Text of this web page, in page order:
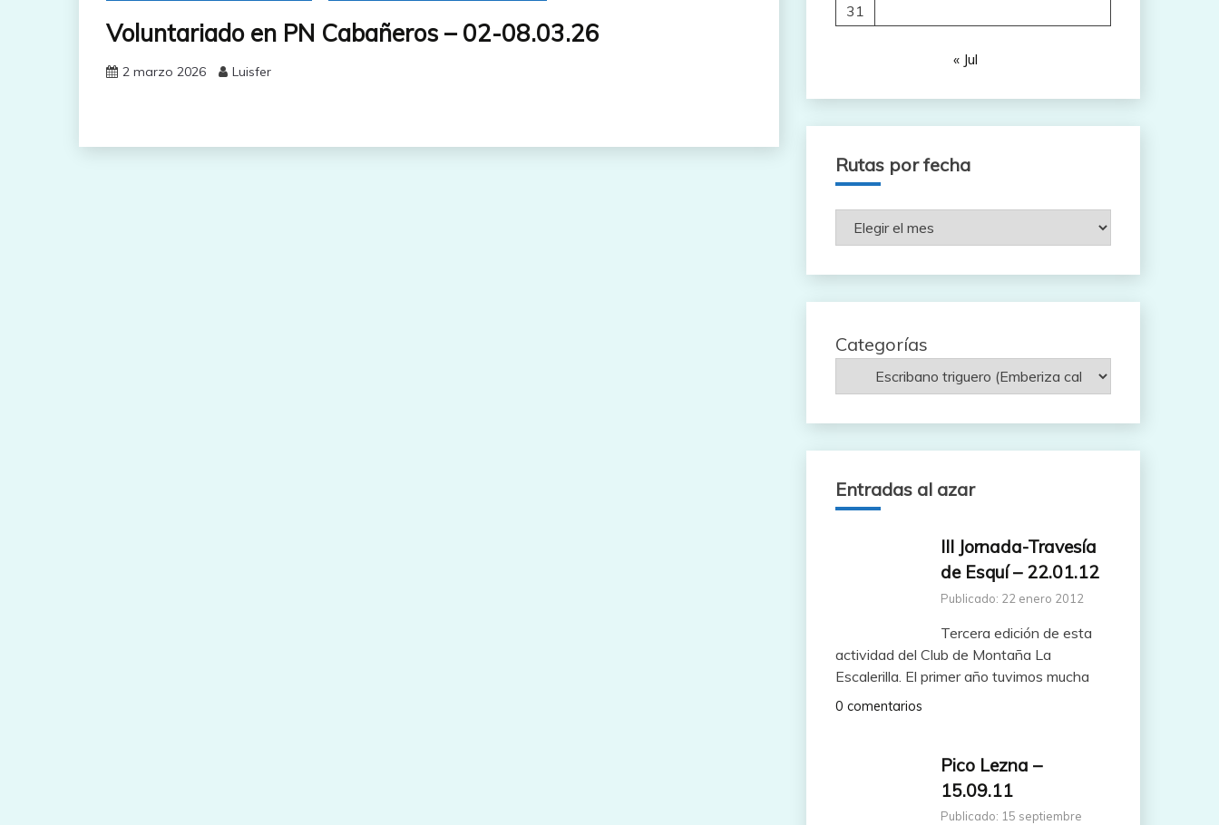
Voluntariado en PN Cabañeros – 02-08.03.26
2 marzo 2026 Luisfer
31
« Jul
Rutas por fecha
Rutas
Categorías
Entradas al azar
III Jornada-Travesía
de Esquí – 22.01.12
Publicado: 22 enero 2012
Tercera edición de esta
actividad del Club de Montaña La
Escalerilla. El primer año tuvimos mucha
0 comentarios
Pico Lezna –
15.09.11
Publicado: 15 septiembre